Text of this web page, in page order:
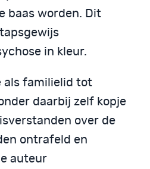
baas worden. Dit
in kleur.
als familielid tot
daarbij zelf kopje
over de
ontrafeld en
auteur